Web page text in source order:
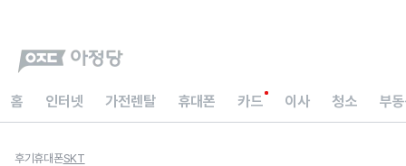
홈 인터넷 가전렌탈 휴대폰 카드 이사 청소 부
후기휴대폰SKT